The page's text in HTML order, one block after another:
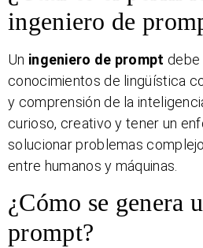
ingeniero de
Un ingeniero de prompt
conocimientos de lingüística
y comprensión de la
curioso, creativo y tener un
solucionar problemas
entre humanos y máquinas.
¿Cómo se genera
prompt?